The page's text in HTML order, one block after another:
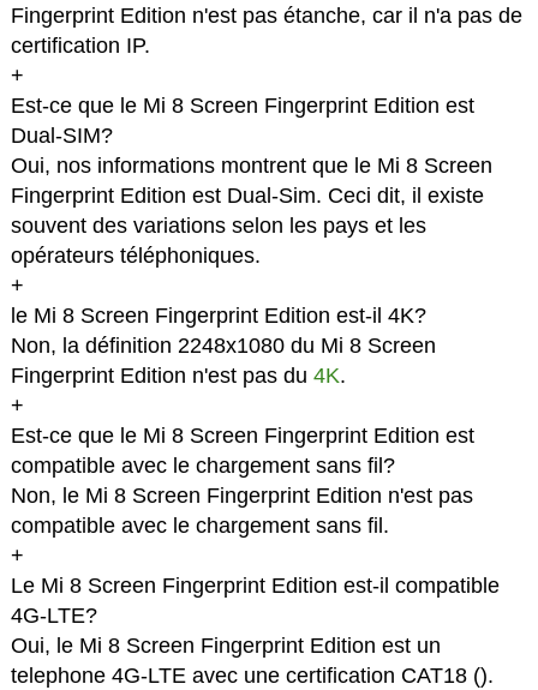
Fingerprint Edition n'est pas étanche, car il n'a pas de
certification IP.
+
Est-ce que le Mi 8 Screen Fingerprint Edition est
Dual-SIM?
Oui, nos informations montrent que le Mi 8 Screen
Fingerprint Edition est Dual-Sim. Ceci dit, il existe
souvent des variations selon les pays et les
opérateurs téléphoniques.
+
le Mi 8 Screen Fingerprint Edition est-il 4K?
Non, la définition 2248x1080 du Mi 8 Screen
Fingerprint Edition n'est pas du 4K.
+
Est-ce que le Mi 8 Screen Fingerprint Edition est
compatible avec le chargement sans fil?
Non, le Mi 8 Screen Fingerprint Edition n'est pas
compatible avec le chargement sans fil.
+
Le Mi 8 Screen Fingerprint Edition est-il compatible
4G-LTE?
Oui, le Mi 8 Screen Fingerprint Edition est un
telephone 4G-LTE avec une certification CAT18 ().